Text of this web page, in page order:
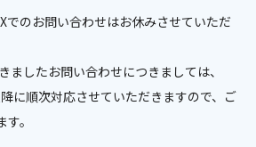
でのお問い合わせはお休みさせていただ
ましたお問い合わせにつきましては、
に順次対応させていただきますので、ご
。